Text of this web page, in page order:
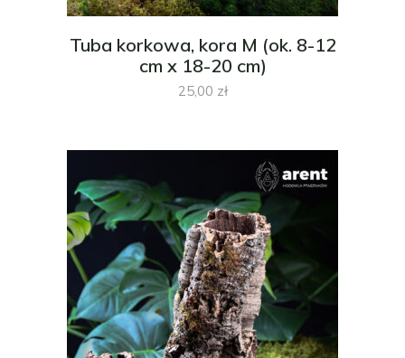
Tuba korkowa, kora M (ok. 8-12
cm x 18-20 cm)
25,00 zł